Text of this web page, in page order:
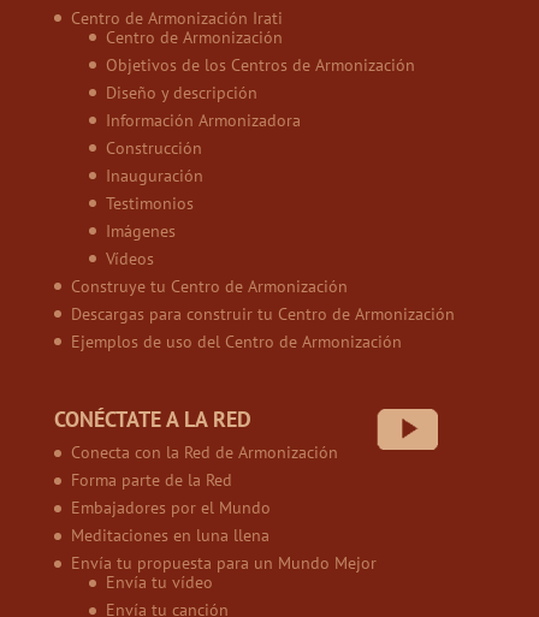
Centro de Armonización Irati
Centro de Armonización
Objetivos de los Centros de Armonización
Diseño y descripción
Información Armonizadora
Construcción
Inauguración
Testimonios
Imágenes
Vídeos
Construye tu Centro de Armonización
Descargas para construir tu Centro de Armonización
Ejemplos de uso del Centro de Armonización
CONÉCTATE A LA RED
Conecta con la Red de Armonización
Forma parte de la Red
Embajadores por el Mundo
Meditaciones en luna llena
Envía tu propuesta para un Mundo Mejor
Envía tu vídeo
Envía tu canción